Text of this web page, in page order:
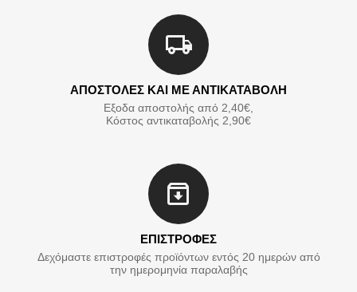
ΑΠΟΣΤΟΛΕΣ ΚΑΙ ΜΕ ΑΝΤΙΚΑΤΑΒΟΛΗ
Εξοδα αποστολής από 2,40€,
Κόστος αντικαταβολής 2,90€
ΕΠΙΣΤΡΟΦΕΣ
Δεχόμαστε επιστροφές προϊόντων εντός 20 ημερών από
την ημερομηνία παραλαβής